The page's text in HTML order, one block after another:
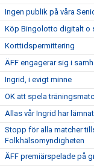
Ingen publik på våra
Köp Bingolotto digitalt o
Korttidspermittering
ÄFF engagerar sig i
Ingrid, i evigt minne
OK att spela
Allas vår Ingrid har
Stopp för alla matcher
Folkhälsomyndigheten
ÄFF premiärspelade på